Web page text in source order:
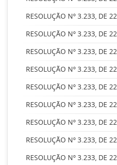
RESOLUÇÃO Nº 3.233, DE
RESOLUÇÃO Nº 3.233, DE
RESOLUÇÃO Nº 3.233, DE
RESOLUÇÃO Nº 3.233, DE
RESOLUÇÃO Nº 3.233, DE
RESOLUÇÃO Nº 3.233, DE
RESOLUÇÃO Nº 3.233, DE
RESOLUÇÃO Nº 3.233, DE
RESOLUÇÃO Nº 3.233, DE